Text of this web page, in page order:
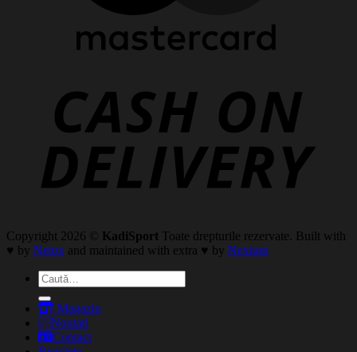
Copyright 2026 © KadiSport Toate drepturile rezervate. Built with
♥ by Netox and maintained with extra ♥ by Nexium
Caută
după:
Magazin
Noutati
Contact